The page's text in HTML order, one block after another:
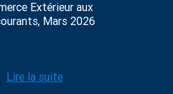
Extérieur aux
Mars 2026
Lire la suite